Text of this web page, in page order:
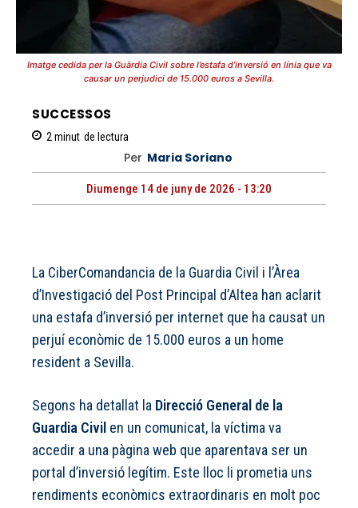
Imatge cedida per la Guàrdia Civil sobre l’estafa d’inversió en línia que va
causar un perjudici de 15.000 euros a Sevilla.
SUCCESSOS
2 minut de lectura
Per Maria Soriano
Diumenge 14 de juny de 2026 - 13:20
La CiberComandancia de la Guardia Civil i l’Àrea
d’Investigació del Post Principal d’Altea han aclarit
una estafa d’inversió per internet que ha causat un
perjuí econòmic de 15.000 euros a un home
resident a Sevilla.
Segons ha detallat la Direcció General de la
Guardia Civil en un comunicat, la víctima va
accedir a una pàgina web que aparentava ser un
portal d’inversió legítim. Este lloc li prometia uns
rendiments econòmics extraordinaris en molt poc